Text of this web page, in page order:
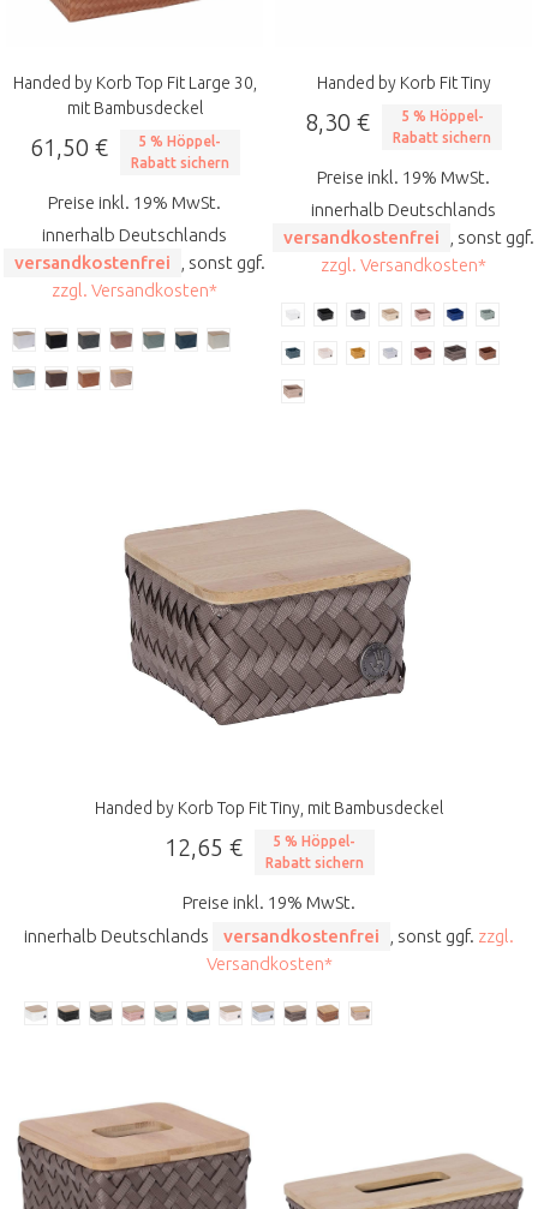
Handed by Korb Top Fit Large 30,
mit Bambusdeckel
61,50 €
5 % Höppel-
Rabatt sichern
Preise inkl. 19% MwSt.
innerhalb Deutschlands
versandkostenfrei
, sonst ggf.
zzgl. Versandkosten*
Handed by Korb Fit Tiny
8,30 €
5 % Höppel-
Rabatt sichern
Preise inkl. 19% MwSt.
innerhalb Deutschlands
versandkostenfrei
, sonst ggf.
zzgl. Versandkosten*
Handed by Korb Top Fit Tiny, mit Bambusdeckel
12,65 €
5 % Höppel-
Rabatt sichern
Preise inkl. 19% MwSt.
innerhalb Deutschlands
versandkostenfrei , sonst ggf. zzgl.
Versandkosten*